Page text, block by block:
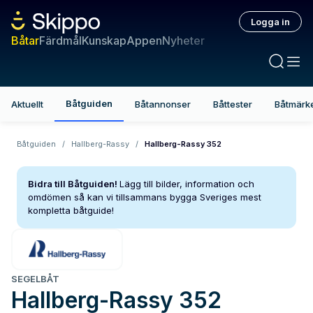
BåtarFärdmålKunskapAppenNyheter
Logga in
Aktuellt Båtguiden Båtannonser Båttester
Båtguiden / Hallberg-Rassy / Hallberg-Rassy 352
Bidra till Båtguiden! Lägg till bilder, information och
omdömen så kan vi tillsammans bygga Sveriges mest
kompletta båtguide!
SEGELBÅT
Hallberg-Rassy 352